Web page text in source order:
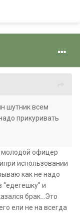
шутник всем
прикуривать
молодой офицер
использовании
как не надо
"едегешку" и
брак...Это
ели не на всегда